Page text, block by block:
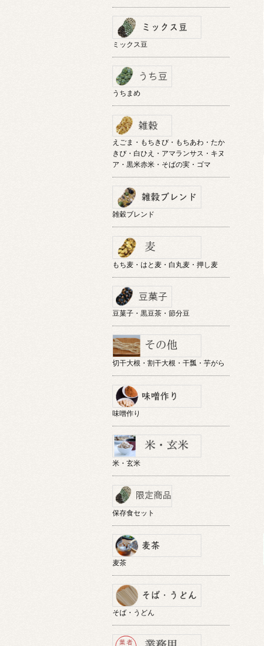
ミックス豆
うちまめ
えごま・もちきび・もちあわ・たか
きび・白ひえ・アマランサス・キヌ
ア・黒米赤米・そばの実・ゴマ
雑穀ブレンド
もち麦・はと麦・白丸麦・押し麦
豆菓子・黒豆茶・節分豆
切干大根・割干大根・干瓢・芋がら
味噌作り
米・玄米
保存食セット
麦茶
そば・うどん